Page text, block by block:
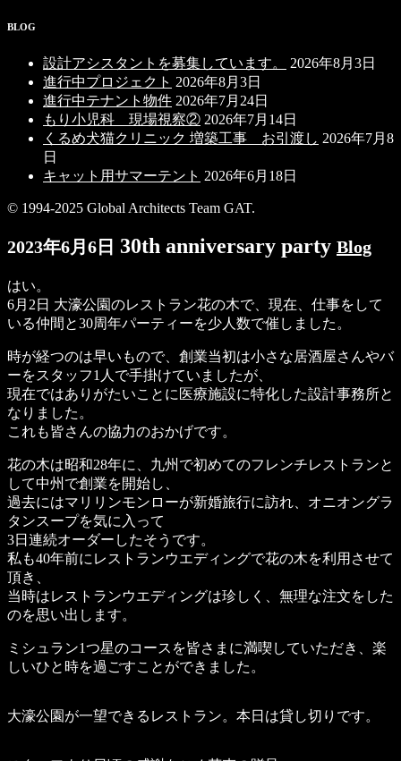
BLOG
設計アシスタントを募集しています。
2026年8月3日
進行中プロジェクト 2026年8月3日
進行中テナント物件 2026年7月24日
もり小児科 現場視察② 2026年7月14日
くるめ犬猫クリニック 増築工事 お引渡し 2026年7月8
日
キャット用サマーテント 2026年6月18日
© 1994-2025 Global Architects Team GAT.
2023年6月6日 30th anniversary party Blog
はい。
6月2日 大濠公園のレストラン花の木で、現在、仕事をして
いる仲間と30周年パーティーを少人数で催しました。
時が経つのは早いもので、創業当初は小さな居酒屋さんやバ
ーをスタッフ1人で手掛けていましたが、
現在ではありがたいことに医療施設に特化した設計事務所と
なりました。
これも皆さんの協力のおかげです。
花の木は昭和28年に、九州で初めてのフレンチレストランと
して中州で創業を開始し、
過去にはマリリンモンローが新婚旅行に訪れ、オニオングラ
タンスープを気に入って
3日連続オーダーしたそうです。
私も40年前にレストランウエディングで花の木を利用させて
頂き、
当時はレストランウエディングは珍しく、無理な注文をした
のを思い出します。
ミシュラン1つ星のコースを皆さまに満喫していただき、楽
しいひと時を過ごすことができました。
大濠公園が一望できるレストラン。本日は貸し切りです。